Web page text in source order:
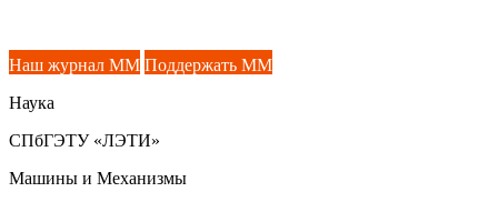
Наш журнал ММ Поддержать ММ
Наука
СПбГЭТУ «ЛЭТИ»
Машины и Механизмы